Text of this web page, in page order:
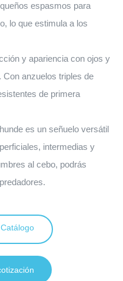
espasmos para
lo que estimula a los
y apariencia con ojos y
anzuelos triples de
de primera
es un señuelo versátil
intermedias y
al cebo, podrás